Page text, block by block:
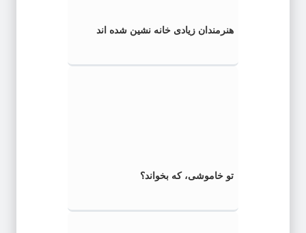
هنرمندان زیادی خانه نشین شده اند
تو خاموشی، که بخواند؟